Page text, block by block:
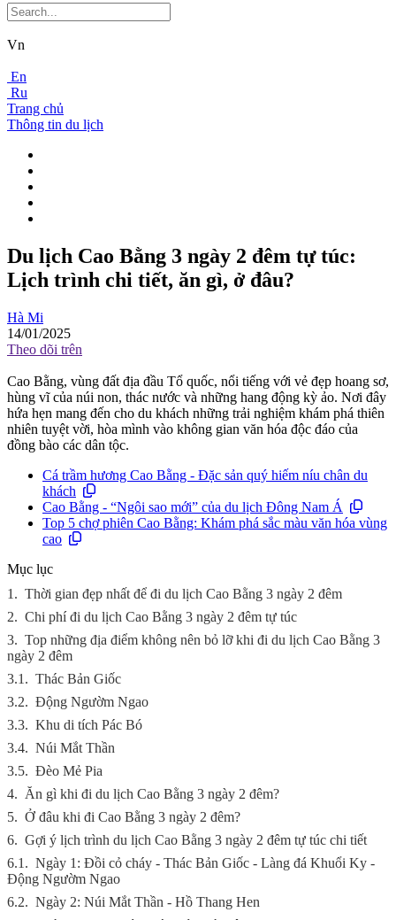
Vn
En
Ru
Trang chủ
Thông tin du lịch
Du lịch Cao Bằng 3 ngày 2 đêm tự túc:
Lịch trình chi tiết, ăn gì, ở đâu?
Hà Mi
14/01/2025
Theo dõi trên
Cao Bằng, vùng đất địa đầu Tổ quốc, nổi tiếng với vẻ đẹp hoang sơ,
hùng vĩ của núi non, thác nước và những hang động kỳ ảo. Nơi đây
hứa hẹn mang đến cho du khách những trải nghiệm khám phá thiên
nhiên tuyệt vời, hòa mình vào không gian văn hóa độc đáo của
đồng bào các dân tộc.
Cá trầm hương Cao Bằng - Đặc sản quý hiếm níu chân du
khách
Cao Bằng - “Ngôi sao mới” của du lịch Đông Nam Á
Top 5 chợ phiên Cao Bằng: Khám phá sắc màu văn hóa vùng
cao
Mục lục
1. Thời gian đẹp nhất để đi du lịch Cao Bằng 3 ngày 2 đêm
2. Chi phí đi du lịch Cao Bằng 3 ngày 2 đêm tự túc
3. Top những địa điểm không nên bỏ lỡ khi đi du lịch Cao Bằng 3
ngày 2 đêm
3.1. Thác Bản Giốc
3.2. Động Ngườm Ngao
3.3. Khu di tích Pác Bó
3.4. Núi Mắt Thần
3.5. Đèo Mẻ Pia
4. Ăn gì khi đi du lịch Cao Bằng 3 ngày 2 đêm?
5. Ở đâu khi đi Cao Bằng 3 ngày 2 đêm?
6. Gợi ý lịch trình du lịch Cao Bằng 3 ngày 2 đêm tự túc chi tiết
6.1. Ngày 1: Đồi cỏ cháy - Thác Bản Giốc - Làng đá Khuổi Ky -
Động Ngườm Ngao
6.2. Ngày 2: Núi Mắt Thần - Hồ Thang Hen